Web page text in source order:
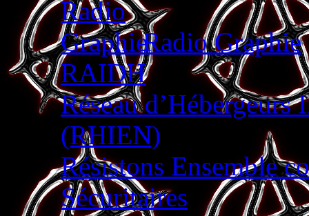
Radio Graphie
RAIDH
Réseau d’Hébergeurs
(RHIEN)
Résistons Ensemble
Sécuritaires